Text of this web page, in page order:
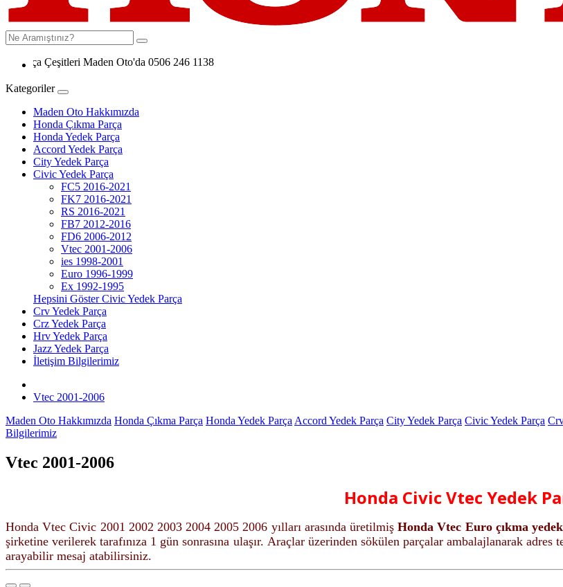
Maden Oto'da 0506 246 1138
Kategoriler
Maden Oto Hakkımızda
Honda Çıkma Parça
Honda Yedek Parça
Accord Yedek Parça
City Yedek Parça
Civic Yedek Parça
FC5 2016-2021
FK7 2016-2021
RS 2016-2021
FB7 2012-2016
FD6 2006-2012
Vtec 2001-2006
ies 1998-2001
Euro 1996-1999
Ex 1992-1995
Hepsini Göster Civic Yedek Parça
Crv Yedek Parça
Crz Yedek Parça
Hrv Yedek Parça
Jazz Yedek Parça
İletişim Bilgilerimiz
Vtec 2001-2006
Maden Oto Hakkımızda Honda Çıkma Parça Honda Yedek Parça Accord Yedek Parça City Yedek Parça Civic Yedek Parça
Bilgilerimiz
Vtec 2001-2006
Honda Civic Vtec Yedek
Honda Vtec Civic 2001 2002 2003 2004 2005 2006 yılları arasında üretilmişHonda Vtec Euro çıkma
şirketine verilerek tarafınıza 1 gün sonrasına ulaşır. Araçlar üzerinden sökülen parçalar ambalajlanarak
arayabilir mesaj atabilirsiniz.